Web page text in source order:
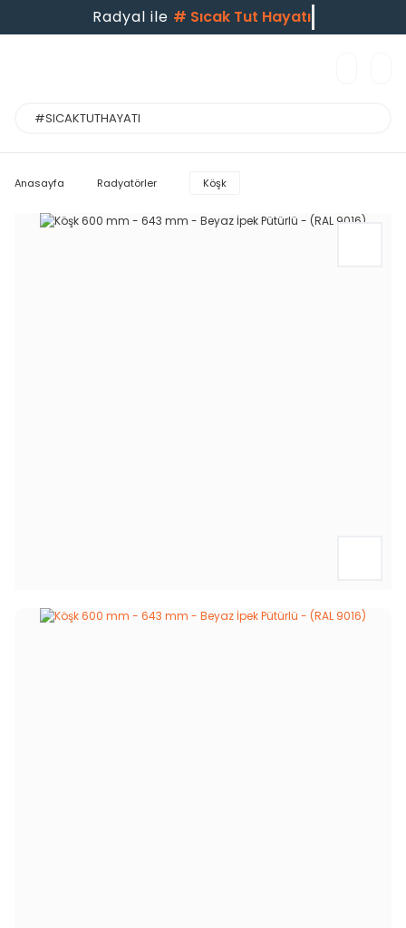
Radyal ile # Sıcak Tut Hayatı
Anasayfa Radyatörler Köşk